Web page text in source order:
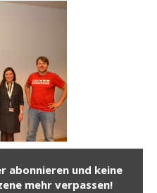
abonnieren und keine
mehr verpassen!